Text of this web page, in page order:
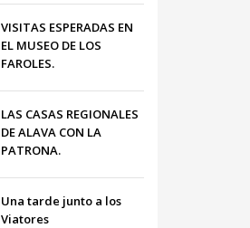
VISITAS ESPERADAS EN
EL MUSEO DE LOS
FAROLES.
LAS CASAS REGIONALES
DE ALAVA CON LA
PATRONA.
Una tarde junto a los
Viatores